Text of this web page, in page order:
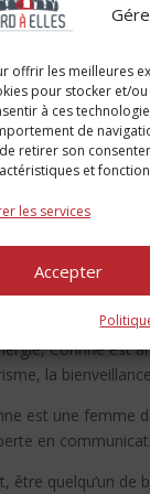
offrir les meilleures
pour stocker et/
à ces
de
retirer son
et
les services
Accepter
Blanc-
deCorinne
s’intéresse à «
Corinne est
la
est une femme
en
être quelqu’un de